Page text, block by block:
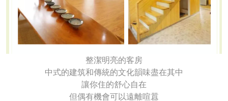
整潔明亮的客房
中式的建筑和傳統的文化韻味盡在其中
讓你住的舒心自在
但偶有機會可以遠離喧囂